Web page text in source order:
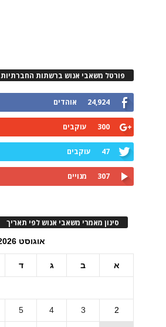
פורטל משאבי אנוש ברשתות החברתיות
24,924 אוהדים
300 עוקבים
47 עוקבים
307 מנויים
סינון מאמרי משאבי אנוש לפי תאריך
אוגוסט 2026
א ב ג ד
2
3
4
5